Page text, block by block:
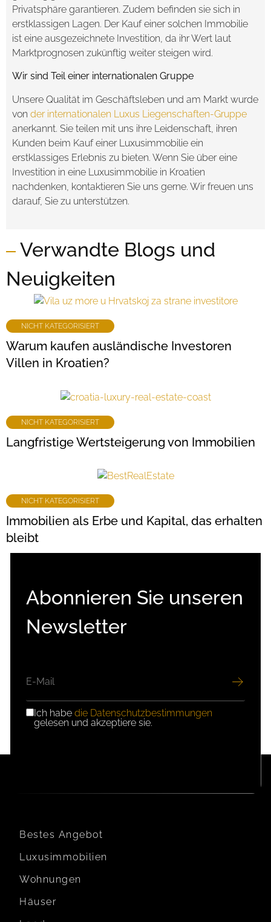
Privatsphäre garantieren. Zudem befinden sie sich in
erstklassigen Lagen. Der Kauf einer solchen Immobilie
ist eine ausgezeichnete Investition, da ihr Wert laut
Marktprognosen zukünftig weiter steigen wird.
Wir sind Teil einer internationalen Gruppe
Unsere Qualität im Geschäftsleben und am Markt wurde
von der internationalen Luxus Liegenschaften-Gruppe
anerkannt. Sie teilen mit uns ihre Leidenschaft, ihren
Kunden beim Kauf einer Luxusimmobilie ein
erstklassiges Erlebnis zu bieten. Wenn Sie über eine
Investition in eine Luxusimmobilie in Kroatien
nachdenken, kontaktieren Sie uns gerne. Wir freuen uns
darauf, Sie zu unterstützen.
Verwandte Blogs und
Neuigkeiten
NICHT KATEGORISIERT
Warum kaufen ausländische Investoren
Villen in Kroatien?
NICHT KATEGORISIERT
Langfristige Wertsteigerung von Immobilien
NICHT KATEGORISIERT
Immobilien als Erbe und Kapital, das erhalten
bleibt
Abonnieren Sie unseren
Newsletter
MAIL
DSGVO-
EINWILLIGUNG
Ich habe die Datenschutzbestimmungen
gelesen und akzeptiere sie.
Bestes Angebot
Luxusimmobilien
Wohnungen
Häuser